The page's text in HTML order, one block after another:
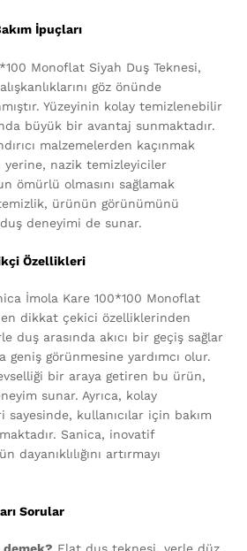
İpuçları
Monoflat Siyah Duş Teknesi,
göz önünde
Yüzeyinin kolay temizlenebilir
büyük bir avantaj sunmaktadır.
malzemelerden kaçınmak
nazik temizleyiciler
ömürlü olmasını sağlamak
ürünün görünümünü
deneyimi de sunar.
Özellikleri
İmola Kare 100*100 Monoflat
en dikkat çekici özelliklerinden
duş arasında akıcı bir geçiş sağlar
geniş görünmesine yardımcı olur.
bir araya getiren bu ürün,
sunar. Ayrıca, kolay
kullanıcılar için bakım
Sanica, inovatif
artırmayı
Sorular